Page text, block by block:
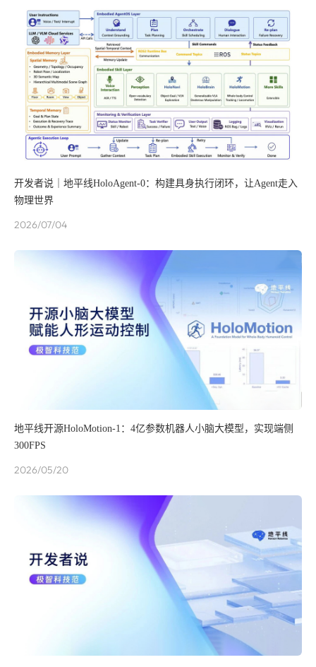
开发者说｜地平线HoloAgent-0：构建具身执行闭环，让Agent走入
物理世界
2026/07/04
地平线开源HoloMotion-1：4亿参数机器人小脑大模型，实现端侧
300FPS
2026/05/20